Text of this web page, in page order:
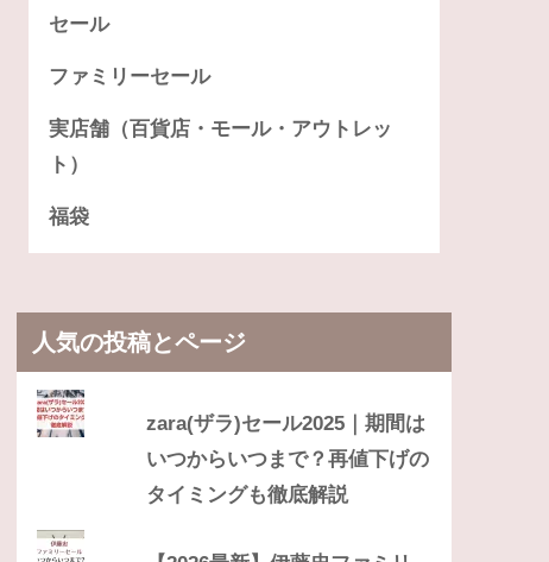
セール
ファミリーセール
実店舗（百貨店・モール・アウトレッ
ト）
福袋
人気の投稿とページ
zara(ザラ)セール2025｜期間は
いつからいつまで？再値下げの
タイミングも徹底解説